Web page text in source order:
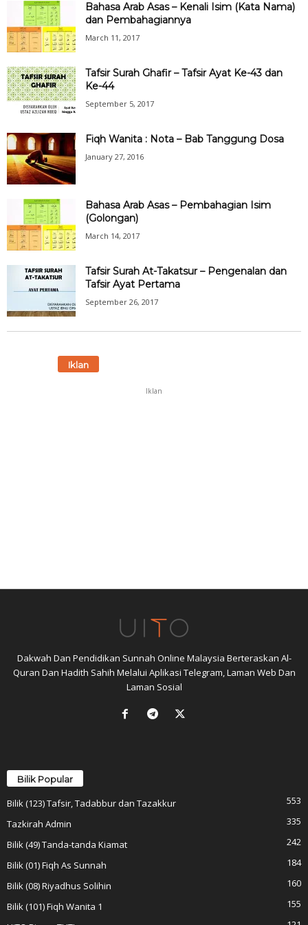
Bahasa Arab Asas – Kenali Isim (Kata Nama)
dan Pembahagiannya
March 11, 2017
Tafsir Surah Ghafir – Tafsir Ayat Ke-43 dan
Ke-44
September 5, 2017
Fiqh Wanita : Nota – Bab Tanggung Dosa
January 27, 2016
Bahasa Arab Asas – Pembahagian Isim
(Golongan)
March 14, 2017
Tafsir Surah At-Takatsur – Pengenalan dan
Tafsir Ayat Pertama
September 26, 2017
Iklan
Iklan
Dakwah Dan Pendidikan Sunnah Online Malaysia Berteraskan Al-
Quran Dan Hadith Sahih Melalui Aplikasi Telegram, Laman Web Dan
Laman Sosial
Bilik Popular
Bilik (123) Tafsir, Tadabbur dan Tazakkur
553
Tazkirah Admin
335
Bilik (49) Tanda-tanda Kiamat
242
Bilik (01) Fiqh As Sunnah
184
Bilik (08) Riyadhus Solihin
160
Bilik (101) Fiqh Wanita 1
155